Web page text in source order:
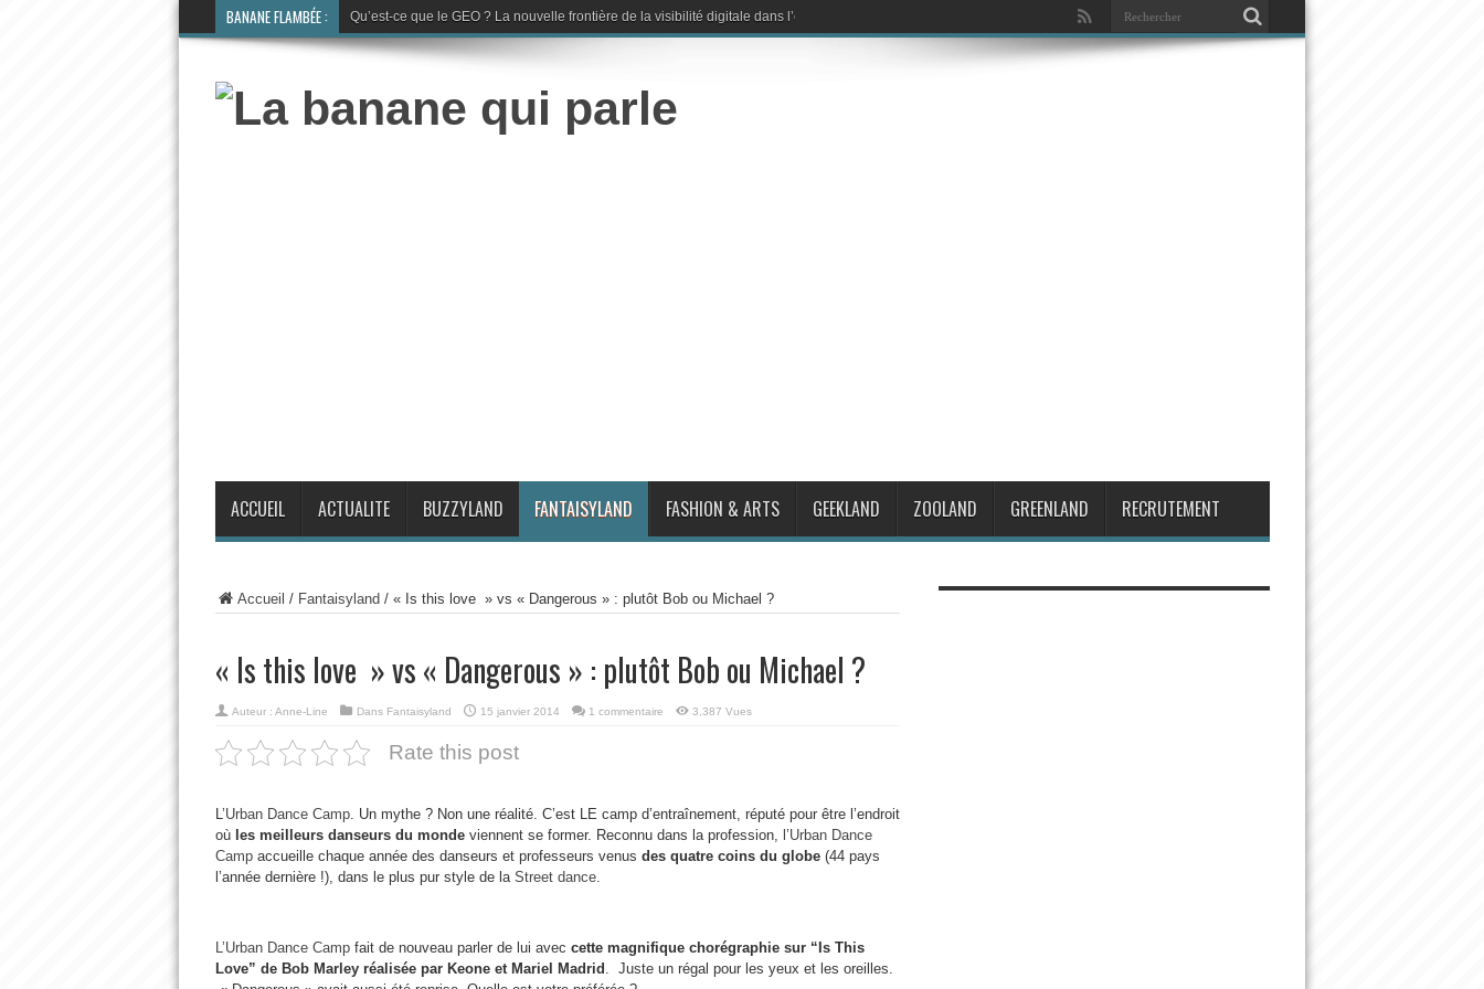
BANANE FLAMBÉE : Qu’est-ce que le GEO ? La nouvelle frontière de la visibilité digitale dans l’ère de l’intelligence artificielle
ACCUEIL ACTUALITE BUZZYLAND FANTAISYLAND FASHION & ARTS GEEKLAND ZOOLAND GREENLAND RECRUTEMENT
Accueil / Fantaisyland / « Is this love » vs « Dangerous » : plutôt Bob ou Michael ?
« Is this love » vs « Dangerous » : plutôt Bob ou Michael ?
Auteur : Anne-Line Dans Fantaisyland 15 janvier 2014 1 commentaire 3,387 Vues
Rate this post
L’Urban Dance Camp. Un mythe ? Non une réalité. C’est LE camp d’entraînement, réputé pour être l’endroit
où les meilleurs danseurs du mondeviennent se former. Reconnu dans la profession, l’Urban Dance
Campaccueille chaque année des danseurs et professeurs venus des quatre coins du globe(44 pays
l’année dernière !), dans le plus pur style de la Street dance.
L’Urban Dance Campfait de nouveau parler de lui avec cette magnifique chorégraphie sur “Is This
Love” de Bob Marley réalisée par Keone et Mariel Madrid . Juste un régal pour les yeux et les oreilles.